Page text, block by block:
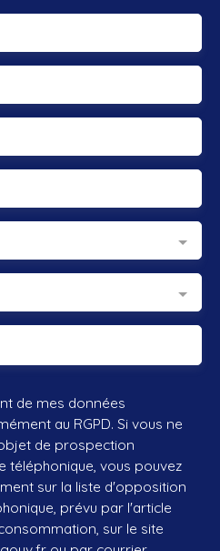
de mes données
au RGPD. Si vous ne
de prospection
téléphonique, vous pouvez
sur la liste d'opposition
prévu par l'article
sur le site